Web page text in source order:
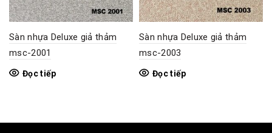
Sàn nhựa Deluxe giả thảm
msc-2001
Đọc tiếp
Sàn nhựa Deluxe giả thảm
msc-2003
Đọc tiếp